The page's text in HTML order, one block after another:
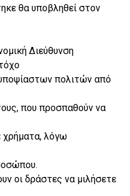
θα υποβληθεί στον
Διεύθυνση
πολιτών από
που προσπαθούν να
χρήματα, λόγω
οι δράστες να μιλήσετε